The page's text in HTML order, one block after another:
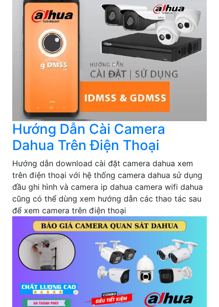
Hướng Dẫn Cài Camera
Dahua Trên Điện Thoại
Hướng dẫn download cài đặt camera dahua xem
trên điện thoại với hệ thống camera dahua sử dụng
đầu ghi hình và camera ip dahua camera wifi dahua
cũng có thể dùng xem hướng dẫn các thao tác sau
để xem camera trên điện thoại